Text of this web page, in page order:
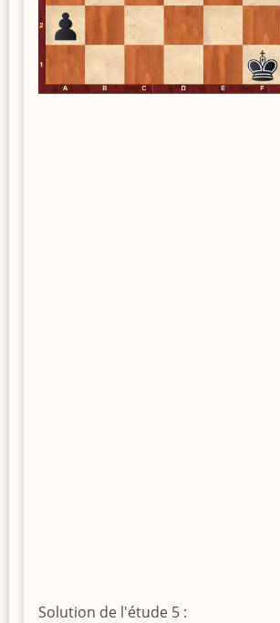
Solution de l'étude 5 :